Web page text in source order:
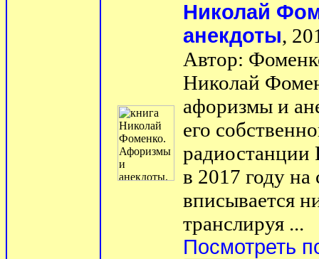
Николай
анекдоты,
Автор:
Николай
афоризмы и
его
радиостанции
в 2017 году на
вписывается
транслируя ...
Посмотреть